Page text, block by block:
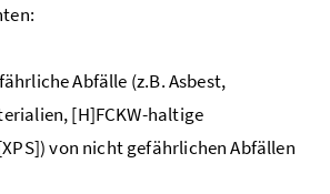
Abfälle (z.B.Asbest,
[H]FCKW-haltige
XPS]) von nicht gefährlichen Abfällen